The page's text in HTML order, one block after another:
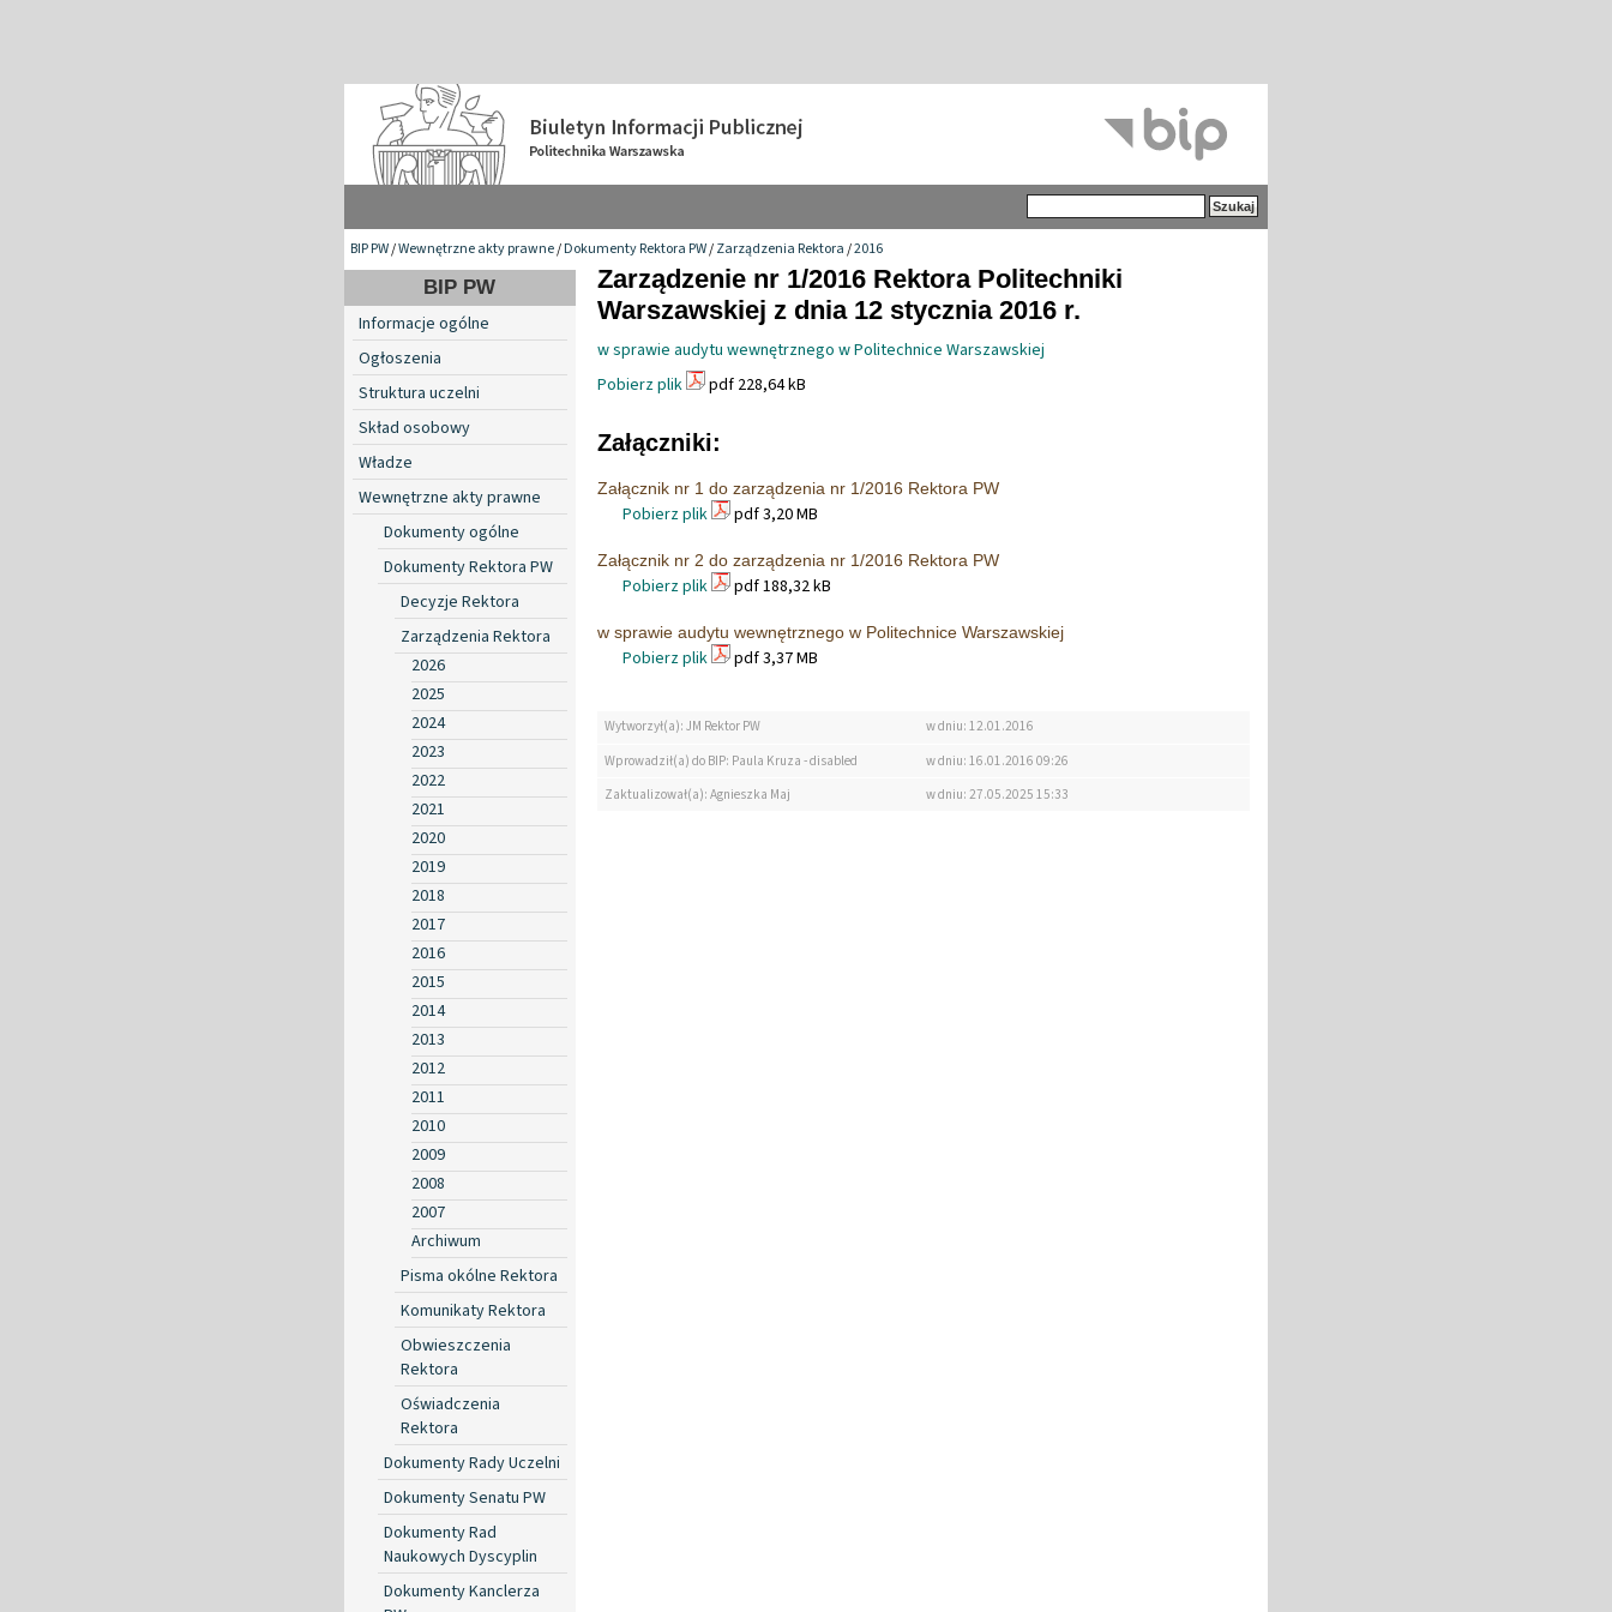
BIP PW/Wewnętrzne akty prawne/Dokumenty Rektora PW/Zarządzenia Rektora/2016
BIP PW
Informacje ogólne
Ogłoszenia
Struktura uczelni
Skład osobowy
Władze
Wewnętrzne akty prawne
Dokumenty ogólne
Dokumenty Rektora PW
Decyzje Rektora
Zarządzenia Rektora
2026
2025
2024
2023
2022
2021
2020
2019
2018
2017
2016
2015
2014
2013
2012
2011
2010
2009
2008
2007
Archiwum
Pisma okólne Rektora
Komunikaty Rektora
Obwieszczenia
Rektora
Oświadczenia
Rektora
Dokumenty Rady Uczelni
Dokumenty Senatu PW
Dokumenty Rad
Naukowych Dyscyplin
Dokumenty Kanclerza
Zarządzenie nr 1/2016 Rektora Politechniki
Warszawskiej z dnia 12 stycznia 2016 r.
w sprawie audytu wewnętrznego w Politechnice Warszawskiej
Pobierz plik
pdf 228,64 kB
Załączniki:
Załącznik nr 1 do zarządzenia nr 1/2016 Rektora PW
Pobierz plik pdf 3,20 MB
Załącznik nr 2 do zarządzenia nr 1/2016 Rektora PW
Pobierz plik pdf 188,32 kB
w sprawie audytu wewnętrznego w Politechnice Warszawskiej
Pobierz plik pdf 3,37 MB
Wytworzył(a): JM Rektor PW
w dniu: 12.01.2016
Wprowadził(a) do BIP: Paula Kruza - disabled
w dniu: 16.01.2016 09:26
Zaktualizował(a): Agnieszka Maj
w dniu: 27.05.2025 15:33